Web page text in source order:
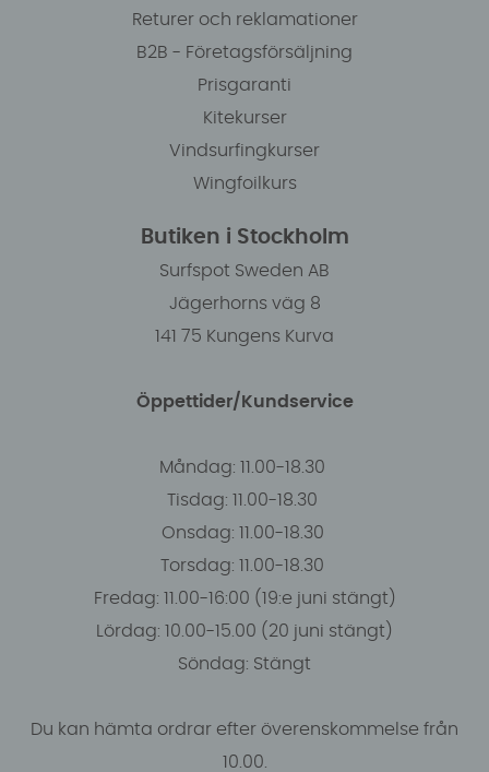
Returer och reklamationer
B2B - Företagsförsäljning
Prisgaranti
Kitekurser
Vindsurfingkurser
Wingfoilkurs
Butiken i Stockholm
Surfspot Sweden AB
Jägerhorns väg 8
141 75 Kungens Kurva
Öppettider/Kundservice
Måndag: 11.00-18.30
Tisdag: 11.00-18.30
Onsdag: 11.00-18.30
Torsdag: 11.00-18.30
Fredag: 11.00-16:00 (19:e juni stängt)
Lördag: 10.00-15.00 (20 juni stängt)
Söndag: Stängt
Du kan hämta ordrar efter överenskommelse från
10.00.